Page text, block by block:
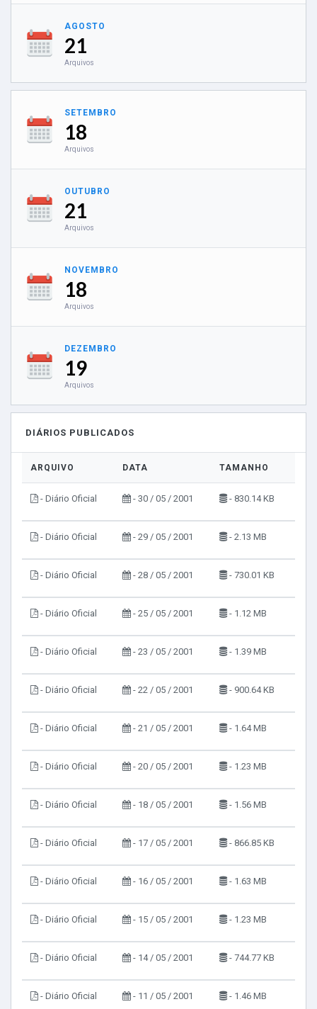
AGOSTO
21
Arquivos
SETEMBRO
18
Arquivos
OUTUBRO
21
Arquivos
NOVEMBRO
18
Arquivos
DEZEMBRO
19
Arquivos
DIÁRIOS PUBLICADOS
ARQUIVO DATA TAMANHO
- Diário Oficial - 30 / 05 / 2001 - 830.14 KB
- Diário Oficial - 29 / 05 / 2001 - 2.13 MB
- Diário Oficial - 28 / 05 / 2001 - 730.01 KB
- Diário Oficial - 25 / 05 / 2001 - 1.12 MB
- Diário Oficial - 23 / 05 / 2001 - 1.39 MB
- Diário Oficial - 22 / 05 / 2001 - 900.64 KB
- Diário Oficial - 21 / 05 / 2001 - 1.64 MB
- Diário Oficial - 20 / 05 / 2001 - 1.23 MB
- Diário Oficial - 18 / 05 / 2001 - 1.56 MB
- Diário Oficial - 17 / 05 / 2001 - 866.85 KB
- Diário Oficial - 16 / 05 / 2001 - 1.63 MB
- Diário Oficial - 15 / 05 / 2001 - 1.23 MB
- Diário Oficial - 14 / 05 / 2001 - 744.77 KB
- Diário Oficial - 11 / 05 / 2001 - 1.46 MB